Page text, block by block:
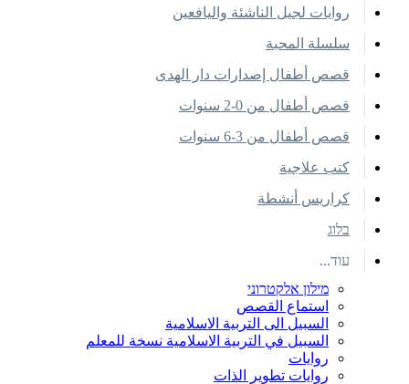
روايات لجيل الناشئة واليافعين
سلسلة المحبة
قصص أطفال إصدارات دار الهدى
قصص أطفال من 0-2 سنوات
قصص أطفال من 3-6 سنوات
كتب علاجية
كراريس أنشطة
בלוג
עוד...
מילון אלקטרוני
استماع القصص
السبيل الى التربية الاسلامية
السبيل في التربية الاسلامية نسخة للمعلم
روايات
روايات تطوير الذات